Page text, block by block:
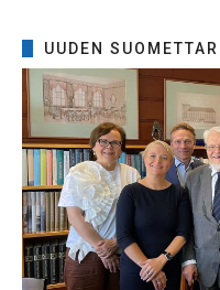
UUDEN